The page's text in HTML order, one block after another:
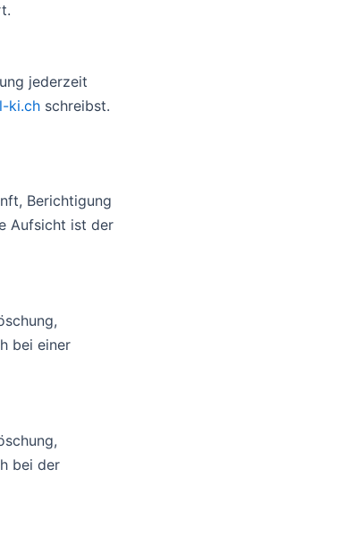
jederzeit
ki.ch schreibst.
Berichtigung
Aufsicht ist der
bei einer
bei der